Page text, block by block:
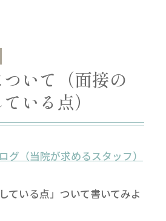
いて（面接の
いる点）
グ（当院が求めるスタッフ）
ている点」ついて書いてみよ